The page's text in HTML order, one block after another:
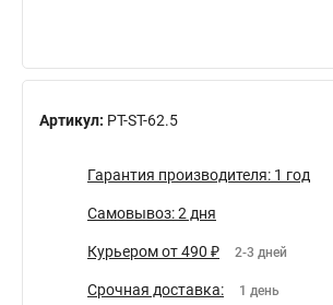
Артикул: PT-ST-62.5
Гарантия производителя: 1 год
Самовывоз: 2 дня
Курьером от 490 ₽ 2-3 дней
Срочная доставка: 1 день